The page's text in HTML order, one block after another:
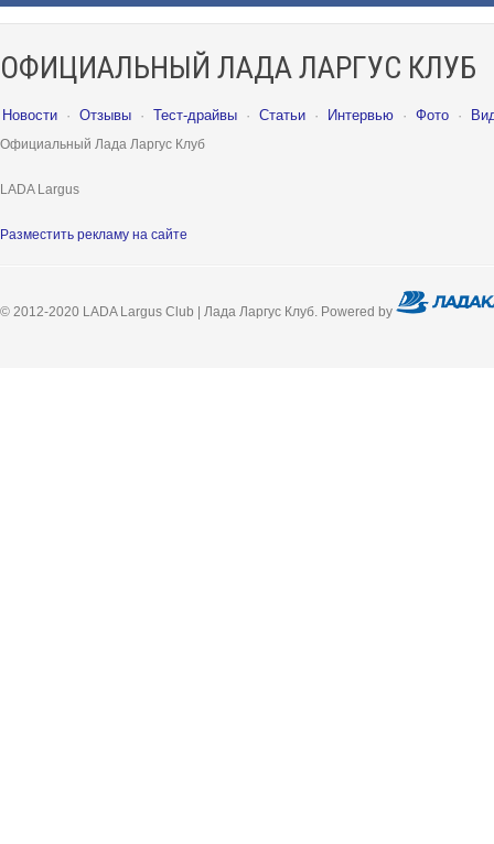
ОФИЦИАЛЬНЫЙ ЛАДА ЛАРГУС КЛУБ
Новости · Отзывы · Тест-драйвы · Статьи · Интервью · Фото ·
Официальный Лада Ларгус Клуб
LADA Largus
Разместить рекламу на сайте
© 2012-2020 LADA Largus Club | Лада Ларгус Клуб. Powered by